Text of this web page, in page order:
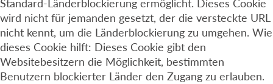
wird nicht für jemanden gesetzt, der die versteckte URL
nicht kennt, um die Länderblockierung zu umgehen. Wie
dieses Cookie hilft: Dieses Cookie gibt den
Websitebesitzern die Möglichkeit, bestimmten
Benutzern blockierter Länder den Zugang zu erlauben.